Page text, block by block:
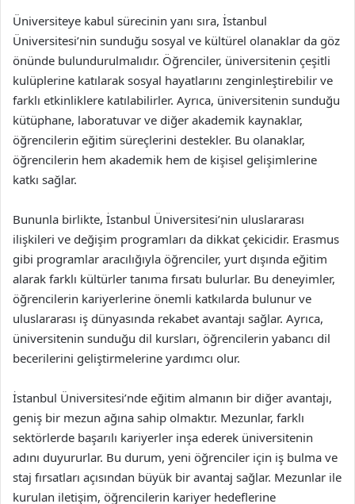
Üniversiteye kabul sürecinin yanı sıra, İstanbul
Üniversitesi’nin sunduğu sosyal ve kültürel olanaklar da göz
önünde bulundurulmalıdır. Öğrenciler, üniversitenin çeşitli
kulüplerine katılarak sosyal hayatlarını zenginleştirebilir ve
farklı etkinliklere katılabilirler. Ayrıca, üniversitenin sunduğu
kütüphane, laboratuvar ve diğer akademik kaynaklar,
öğrencilerin eğitim süreçlerini destekler. Bu olanaklar,
öğrencilerin hem akademik hem de kişisel gelişimlerine
katkı sağlar.
Bununla birlikte, İstanbul Üniversitesi’nin uluslararası
ilişkileri ve değişim programları da dikkat çekicidir. Erasmus
gibi programlar aracılığıyla öğrenciler, yurt dışında eğitim
alarak farklı kültürler tanıma fırsatı bulurlar. Bu deneyimler,
öğrencilerin kariyerlerine önemli katkılarda bulunur ve
uluslararası iş dünyasında rekabet avantajı sağlar. Ayrıca,
üniversitenin sunduğu dil kursları, öğrencilerin yabancı dil
becerilerini geliştirmelerine yardımcı olur.
İstanbul Üniversitesi’nde eğitim almanın bir diğer avantajı,
geniş bir mezun ağına sahip olmaktır. Mezunlar, farklı
sektörlerde başarılı kariyerler inşa ederek üniversitenin
adını duyururlar. Bu durum, yeni öğrenciler için iş bulma ve
staj fırsatları açısından büyük bir avantaj sağlar. Mezunlar ile
kurulan iletişim, öğrencilerin kariyer hedeflerine